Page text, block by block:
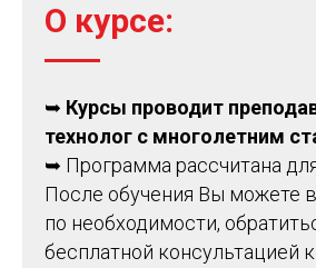
О курсе:
➥ Курсы проводит
технолог с многолетним
➥ Программа рассчитана
После обучения Вы можете
по необходимости,
бесплатной консультацией к